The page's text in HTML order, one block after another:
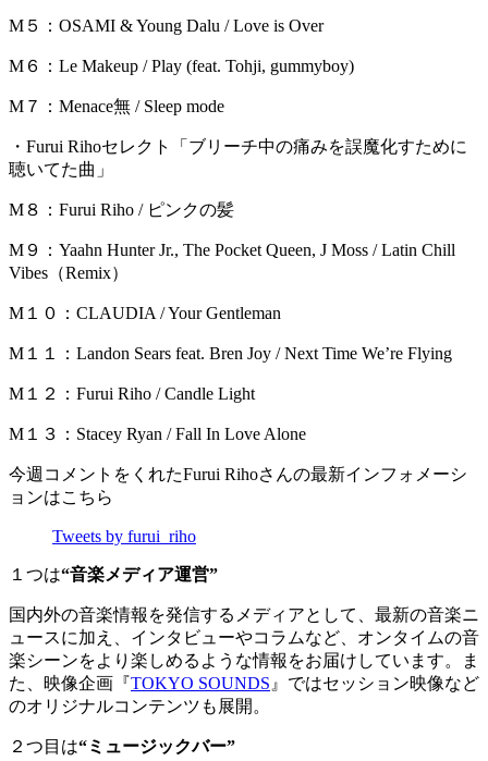
M５：OSAMI & Young Dalu / Love is Over
M６：Le Makeup / Play (feat. Tohji, gummyboy)
M７：Menace無 / Sleep mode
・Furui Rihoセレクト「ブリーチ中の痛みを誤魔化すために
聴いてた曲」
M８：Furui Riho / ピンクの髪
M９：Yaahn Hunter Jr., The Pocket Queen, J Moss / Latin Chill
Vibes（Remix）
M１０：CLAUDIA / Your Gentleman
M１１：Landon Sears feat. Bren Joy / Next Time We’re Flying
M１２：Furui Riho / Candle Light
M１３：Stacey Ryan / Fall In Love Alone
今週コメントをくれたFurui Rihoさんの最新インフォメーシ
ョンはこちら
Tweets by furui_riho
１つは“音楽メディア運営”
国内外の音楽情報を発信するメディアとして、最新の音楽ニ
ュースに加え、インタビューやコラムなど、オンタイムの音
楽シーンをより楽しめるような情報をお届けしています。ま
た、映像企画『TOKYO SOUNDS 』ではセッション映像など
のオリジナルコンテンツも展開。
２つ目は“ミュージックバー”